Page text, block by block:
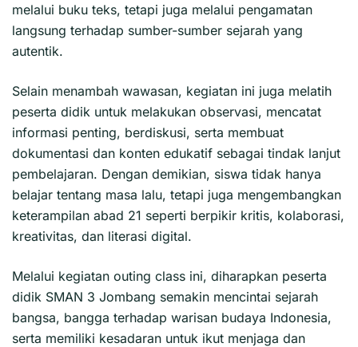
melalui buku teks, tetapi juga melalui pengamatan
langsung terhadap sumber-sumber sejarah yang
autentik.
Selain menambah wawasan, kegiatan ini juga melatih
peserta didik untuk melakukan observasi, mencatat
informasi penting, berdiskusi, serta membuat
dokumentasi dan konten edukatif sebagai tindak lanjut
pembelajaran. Dengan demikian, siswa tidak hanya
belajar tentang masa lalu, tetapi juga mengembangkan
keterampilan abad 21 seperti berpikir kritis, kolaborasi,
kreativitas, dan literasi digital.
Melalui kegiatan outing class ini, diharapkan peserta
didik SMAN 3 Jombang semakin mencintai sejarah
bangsa, bangga terhadap warisan budaya Indonesia,
serta memiliki kesadaran untuk ikut menjaga dan